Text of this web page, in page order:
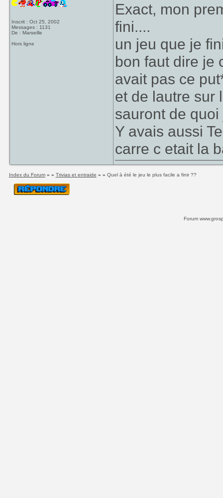
Inscrit : Oct 25, 2002
Messages : 1131
De : Marseille
Hors ligne
Exact, mon
fini....
un jeu que je
bon faut dire je
avait pas ce
et de lautre sur
sauront de
Y avais aussi
carre c etait la
Index du Forum» » Trivias et entraide » » Quel à été le jeu le plus facile a finir ??
Forum